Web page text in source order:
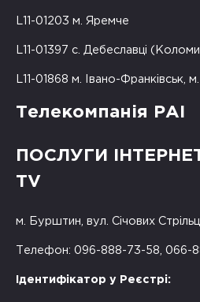
L11-01203 м. Яремче
L11-01397 с. Дебеславці
L11-01868 м. Івано-Франківськ,
Телекомпанія РАІ
ПОСЛУГИ
TV
м. Бурштин, вул. Січових
Телефон: 096-888-73-58, 066-
Ідентифікатор у Реєстрі: